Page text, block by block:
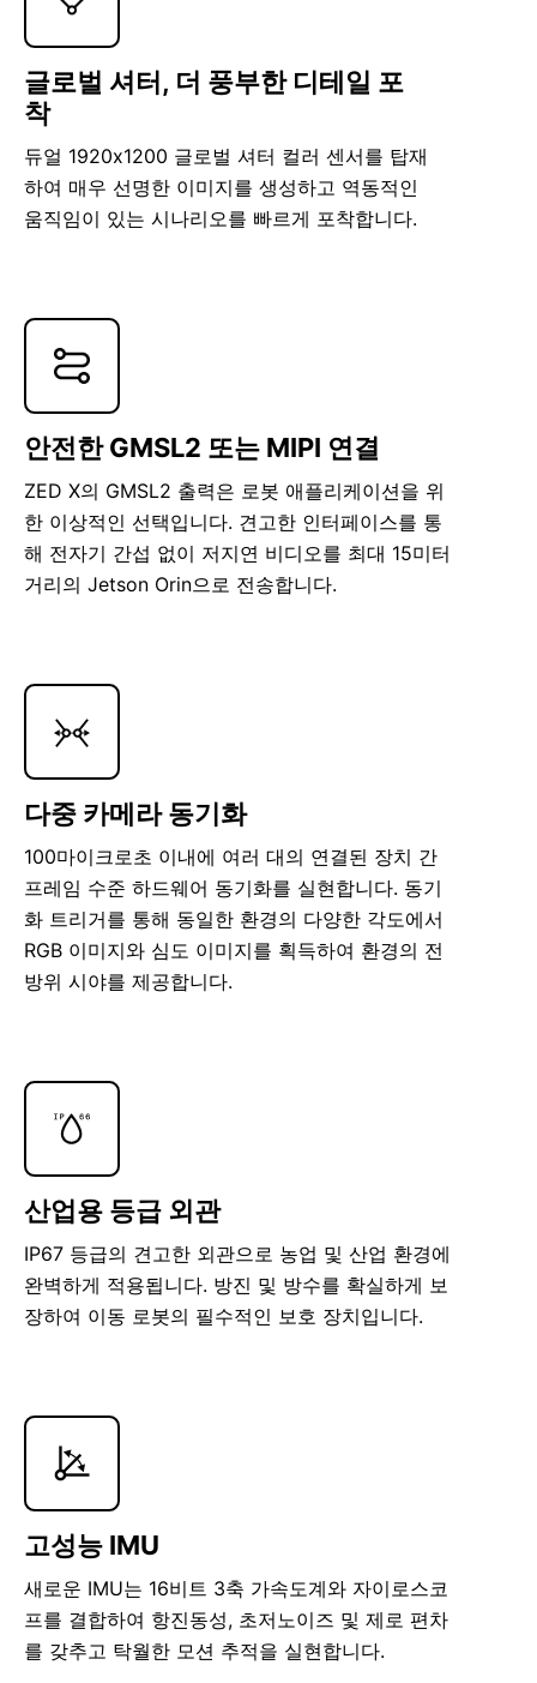
글로벌 셔터, 더 풍부한 디테일 포
착
듀얼 1920x1200 글로벌 셔터 컬러 센서를 탑재
하여 매우 선명한 이미지를 생성하고 역동적인
움직임이 있는 시나리오를 빠르게 포착합니다.
안전한 GMSL2 또는 MIPI 연결
ZED X의 GMSL2 출력은 로봇 애플리케이션을 위
한 이상적인 선택입니다. 견고한 인터페이스를 통
해 전자기 간섭 없이 저지연 비디오를 최대 15미터
거리의 Jetson Orin으로 전송합니다.
다중 카메라 동기화
100마이크로초 이내에 여러 대의 연결된 장치 간
프레임 수준 하드웨어 동기화를 실현합니다. 동기
화 트리거를 통해 동일한 환경의 다양한 각도에서
RGB 이미지와 심도 이미지를 획득하여 환경의 전
방위 시야를 제공합니다.
산업용 등급 외관
IP67 등급의 견고한 외관으로 농업 및 산업 환경에
완벽하게 적용됩니다. 방진 및 방수를 확실하게 보
장하여 이동 로봇의 필수적인 보호 장치입니다.
고성능 IMU
새로운 IMU는 16비트 3축 가속도계와 자이로스코
프를 결합하여 항진동성, 초저노이즈 및 제로 편차
를 갖추고 탁월한 모션 추적을 실현합니다.